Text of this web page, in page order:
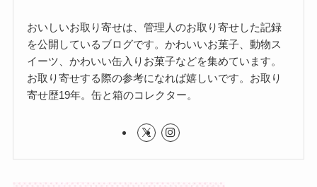
おいしいお取り寄せは、管理人のお取り寄せした記録
を公開しているブログです。かわいいお菓子、動物ス
イーツ、かわいい缶入りお菓子などを集めています。
お取り寄せする際の参考になれば嬉しいです。お取り
寄せ歴19年。缶と箱のコレクター。